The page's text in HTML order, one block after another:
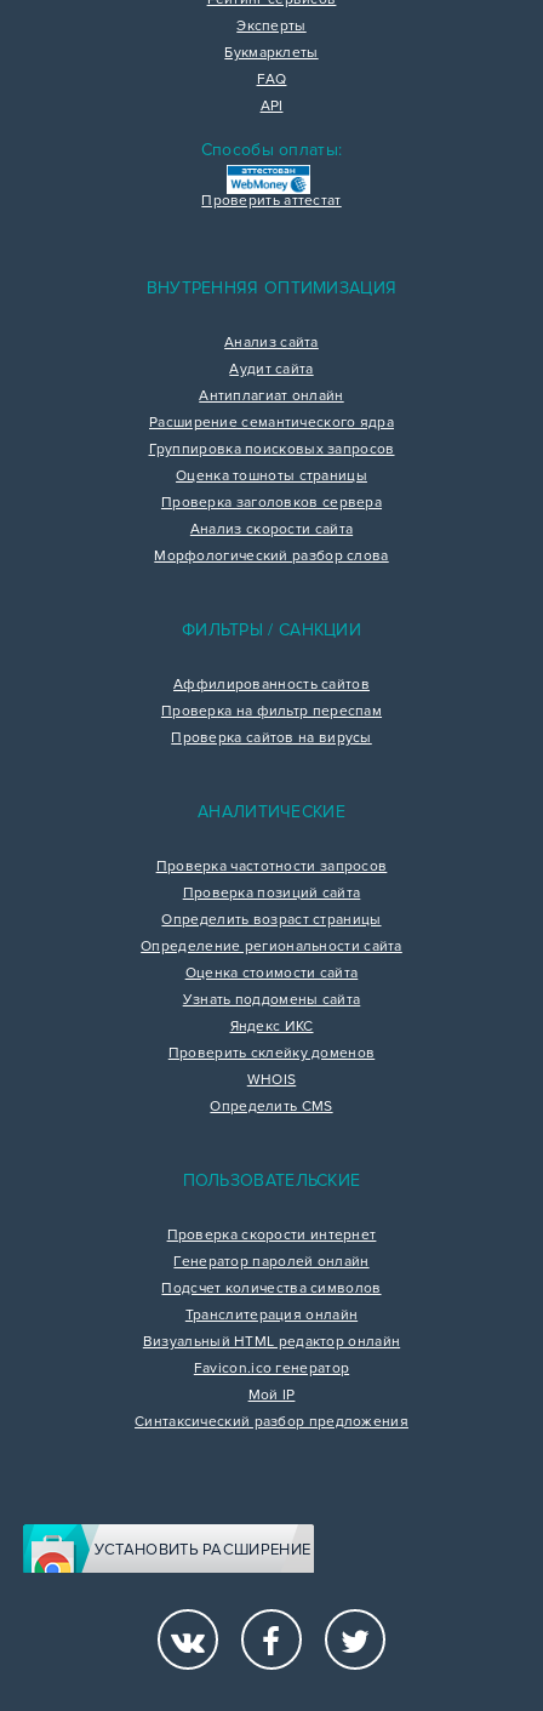
Эксперты
Букмарклеты
FAQ
API
Способы оплаты:
Проверить аттестат
ВНУТРЕННЯЯ ОПТИМИЗАЦИЯ
Анализ сайта
Аудит сайта
Антиплагиат онлайн
Расширение семантического ядра
Группировка поисковых запросов
Оценка тошноты страницы
Проверка заголовков сервера
Анализ скорости сайта
Морфологический разбор слова
ФИЛЬТРЫ / САНКЦИИ
Аффилированность сайтов
Проверка на фильтр переспам
Проверка сайтов на вирусы
АНАЛИТИЧЕСКИЕ
Проверка частотности запросов
Проверка позиций сайта
Определить возраст страницы
Определение региональности сайта
Оценка стоимости сайта
Узнать поддомены сайта
Яндекс ИКС
Проверить склейку доменов
WHOIS
Определить CMS
ПОЛЬЗОВАТЕЛЬСКИЕ
Проверка скорости интернет
Генератор паролей онлайн
Подсчет количества символов
Транслитерация онлайн
Визуальный HTML редактор онлайн
Favicon.ico генератор
Мой IP
Синтаксический разбор предложения
УСТАНОВИТЬ РАСШИРЕНИЕ